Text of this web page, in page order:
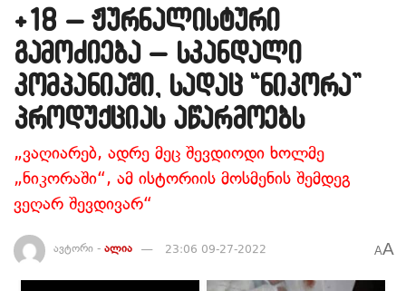
+18 – ჟურნალისტური
გამოძიება – სკანდალი
კომპანიაში, სადაც “ნიკორა”
პროდუქციას აწარმოებს
„ვაღიარებ, ადრე მეც შევდიოდი ხოლმე
„ნიკორაში“, ამ ისტორიის მოსმენის შემდეგ
ვეღარ შევდივარ“
ავტორი - ალია 23:06 09-27-2022 AA